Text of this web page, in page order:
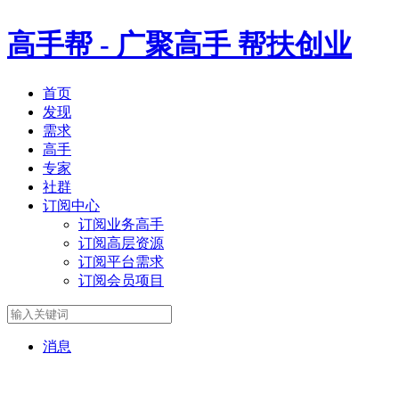
高手帮 - 广聚高手 帮扶创业
首页
发现
需求
高手
专家
社群
订阅中心
订阅业务高手
订阅高层资源
订阅平台需求
订阅会员项目
消息